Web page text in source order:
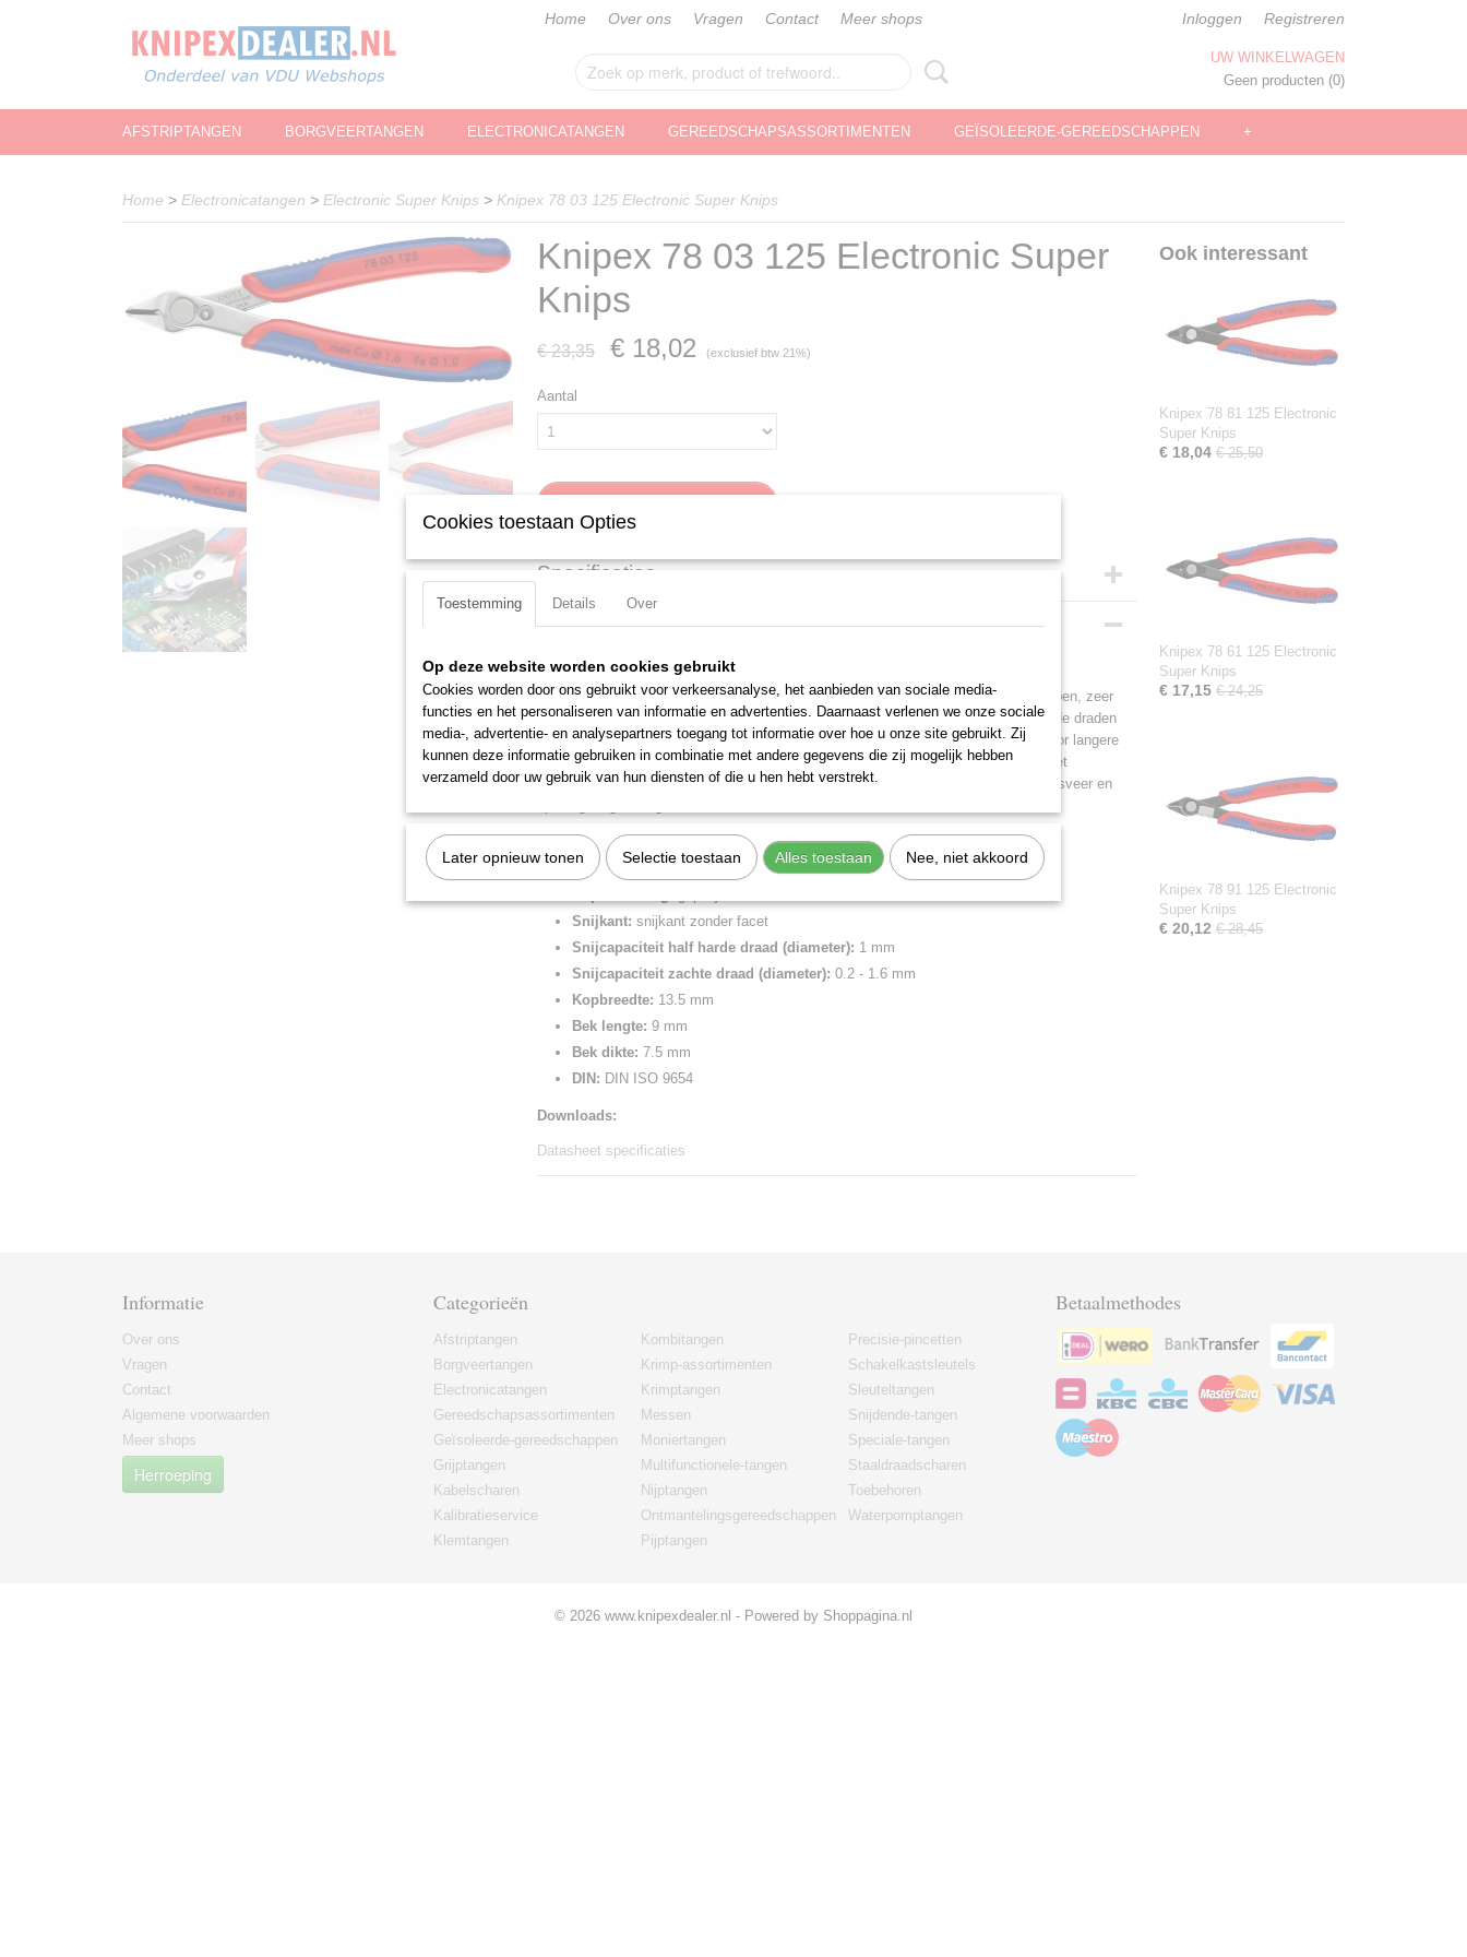
Home Over ons Vragen Contact Meer shops Inloggen Registreren
UW WINKELWAGEN
Geen producten (0)
AFSTRIPTANGEN BORGVEERTANGEN ELECTRONICATANGEN GEREEDSCHAPSASSORTIMENTEN GEÏSOLEERDE-GEREEDSCHAPPEN +
Home > Electronicatangen > Electronic Super Knips > Knipex 78 03 125 Electronic Super Knips
Knipex 78 03 125 Electronic Super
Knips
€ 23,35 € 18,02 (exclusief btw 21%)
Aantal
Specificaties
Productcode
Productcode leverancier
Netto gewicht
0,06 Kg
Bruto gewicht
0,06 Kg
Afmetingen (l,b,h)
13 x 6,50 x 1,30 cm
Omschrijving
Electronic Super Knips met meer-componentengrepen 125 mm
Precisietangen om zeer fijn te knippen bijv. in elektronica en fijnmechanica. Geslepen, zeer
scherpe snijkanten zonder facet. Precies gevormde punten knippen ook platliggende draden
vanaf ? 0,2 mm door. Schaarsnede met gecontroleerde microsnijkantverstelling voor langere
levensduur en ultraprecisie ook bij het knippen van de dunste draden. Scharnier met
scharnierpen uit edelstaal. Comfortabel werken door soepel scharnier. Met openingsveer en
Lengte:
Benen/handgrepen:
met meer-componentengrepen
Snijkant: snijkant zonder facet
Snijcapaciteit half harde draad (diameter): 1 mm
Snijcapaciteit zachte draad (diameter): 0.2 - 1.6 mm
Kopbreedte: 13.5 mm
Bek lengte: 9 mm
Bek dikte: 7.5 mm
DIN: DIN ISO 9654
Downloads:
Datasheet specificaties
Ook interessant
Knipex 78 81 125 Electronic
Super Knips
€ 18,04 € 25,50
Knipex 78 61 125 Electronic
Super Knips
€ 17,15 € 24,25
Knipex 78 91 125 Electronic
Super Knips
€ 20,12 € 28,45
Informatie
Over ons
Vragen
Contact
Algemene voorwaarden
Meer shops
Herroeping
Categorieën
Afstriptangen
Borgveertangen
Electronicatangen
Gereedschapsassortimenten
Geïsoleerde-gereedschappen
Grijptangen
Kabelscharen
Kalibratieservice
Klemtangen
Kombitangen
Krimp-assortimenten
Krimptangen
Messen
Moniertangen
Multifunctionele-tangen
Nijptangen
Ontmantelingsgereedschappen
Pijptangen
Precisie-pincetten
Schakelkastsleutels
Sleuteltangen
Snijdende-tangen
Speciale-tangen
Staaldraadscharen
Toebehoren
Waterpomptangen
Betaalmethodes
© 2026 www.knipexdealer.nl - Powered by Shoppagina.nl
Cookies toestaan Opties
Toestemming Details Over
Op deze website worden cookies gebruikt
Cookies worden door ons gebruikt voor verkeersanalyse, het aanbieden van sociale media-
functies en het personaliseren van informatie en advertenties. Daarnaast verlenen we onze sociale
media-, advertentie- en analysepartners toegang tot informatie over hoe u onze site gebruikt. Zij
kunnen deze informatie gebruiken in combinatie met andere gegevens die zij mogelijk hebben
verzameld door uw gebruik van hun diensten of die u hen hebt verstrekt.
Later opnieuw tonen Selectie toestaan Alles toestaan Nee, niet akkoord